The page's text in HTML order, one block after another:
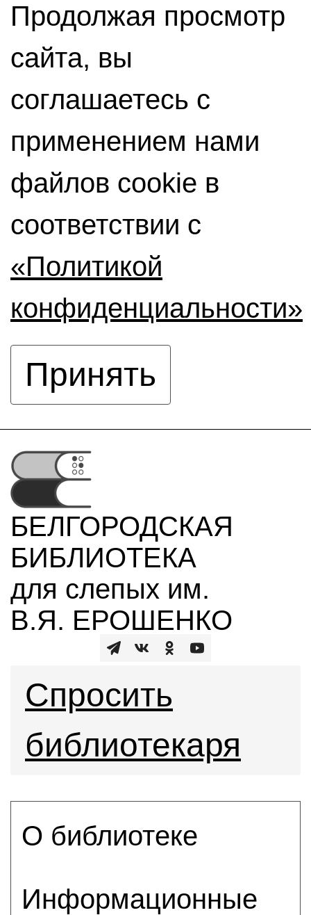
Продолжая просмотр
сайта, вы
соглашаетесь с
применением нами
файлов cookie в
соответствии с
«Политикой
конфиденциальности»
Принять
БЕЛГОРОДСКАЯ
БИБЛИОТЕКА
для слепых им.
В.Я. ЕРОШЕНКО
Спросить
библиотекаря
О библиотеке
Информационные